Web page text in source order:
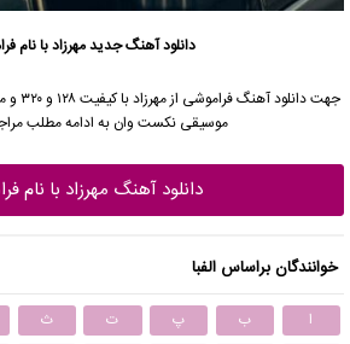
دانلود آهنگ جدیدمهرزاد با نام
جهت
موسیقی نکست وان به ادامه مطلب
دانلود آهنگ مهرزاد با نام
خوانندگان براساس الفبا
ا ب پ ت ث